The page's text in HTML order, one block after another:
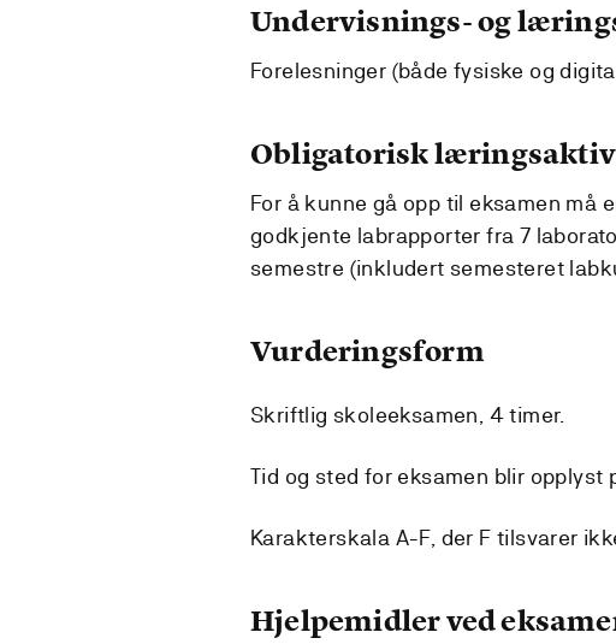
Undervisnings- og
Forelesninger (både fysiske og
Obligatorisk
For å kunne gå opp til eksamen må
godkjente labrapporter fra 7
semestre (inkludert semesteret
Vurderingsform
Skriftlig skoleeksamen, 4 timer.
Tid og sted for eksamen blir opplyst
Karakterskala A-F, der F tilsvarer
Hjelpemidler ved